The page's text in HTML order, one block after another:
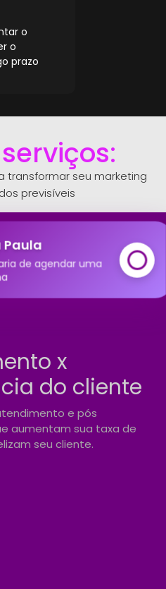
o
o
prazo
serviços:
transformar seu marketing
previsíveis
Paula
de agendar uma
x
do cliente
e pós
aumentam sua taxa de
seu cliente.